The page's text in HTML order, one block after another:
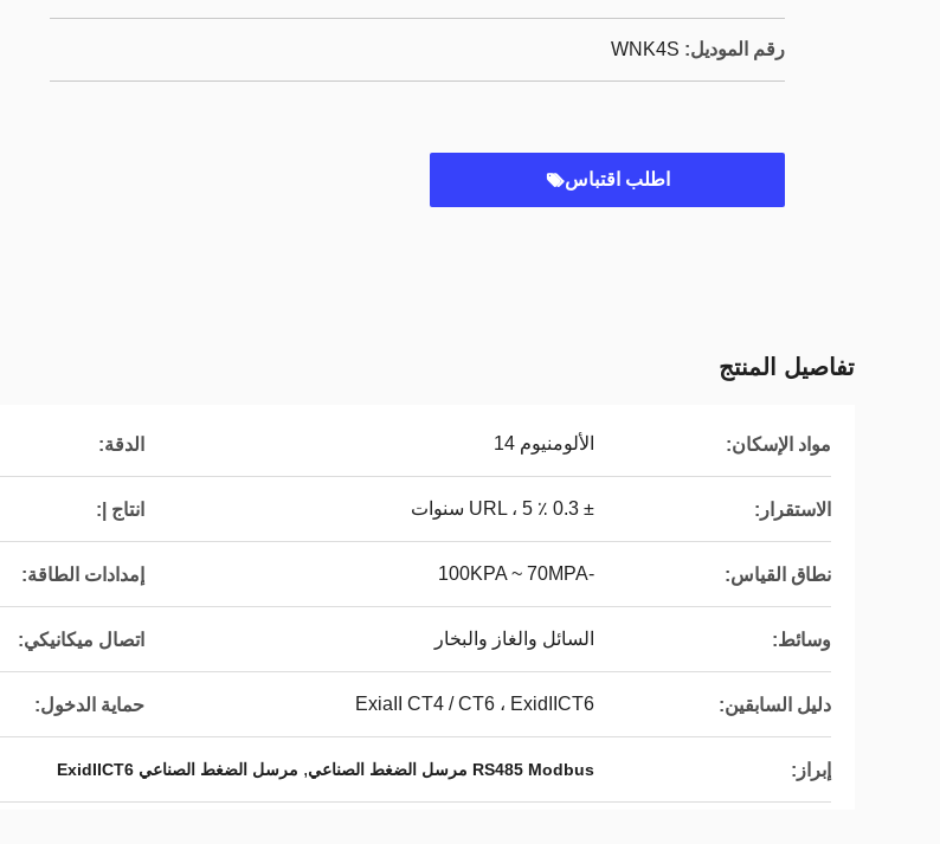
رقم الموديل: WNK4S
اطلب اقتباس
تفاصيل المنتج
مواد الإسكان: الألومنيوم 14 الدقة:
الاستقرار: ± 0.3 ٪ URL ، 5 سنوات انتاج |:
نطاق القياس: -100KPA ~ 70MPA إمدادات الطاقة:
وسائط: السائل والغاز والبخار اتصال ميكانيكي:
دليل السابقين: ExiaII CT4 / CT6 ، ExidIICT6 حماية الدخول:
إبراز: RS485 Modbus مرسل الضغط الصناعي , مرسل الضغط الصناعي ExidIICT6